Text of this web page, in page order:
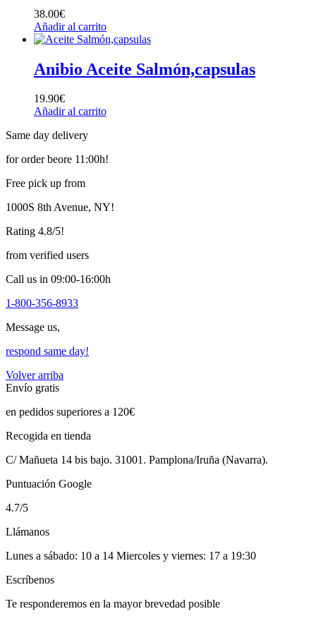
38.00€
Añadir al carrito
Anibio Aceite Salmón,capsulas
19.90€
Añadir al carrito
Same day delivery
for order beore 11:00h!
Free pick up from
1000S 8th Avenue, NY!
Rating 4.8/5!
from verified users
Call us in 09:00-16:00h
1-800-356-8933
Message us,
respond same day!
Volver arriba
Envío gratis
en pedidos superiores a 120€
Recogida en tienda
C/ Mañueta 14 bis bajo. 31001. Pamplona/Iruña (Navarra).
Puntuación Google
4.7/5
Llámanos
Lunes a sábado: 10 a 14 Miercoles y viernes: 17 a 19:30
Escríbenos
Te responderemos en la mayor brevedad posible